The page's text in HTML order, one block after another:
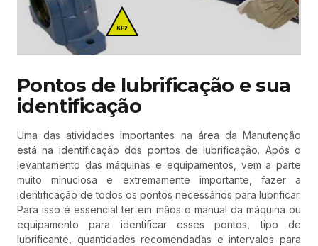
Pontos de lubrificação e sua
identificação
Uma das atividades importantes na área da Manutenção
está na identificação dos pontos de lubrificação. Após o
levantamento das máquinas e equipamentos, vem a parte
muito minuciosa e extremamente importante, fazer a
identificação de todos os pontos necessários para lubrificar.
Para isso é essencial ter em mãos o manual da máquina ou
equipamento para identificar esses pontos, tipo de
lubrificante, quantidades recomendadas e intervalos para